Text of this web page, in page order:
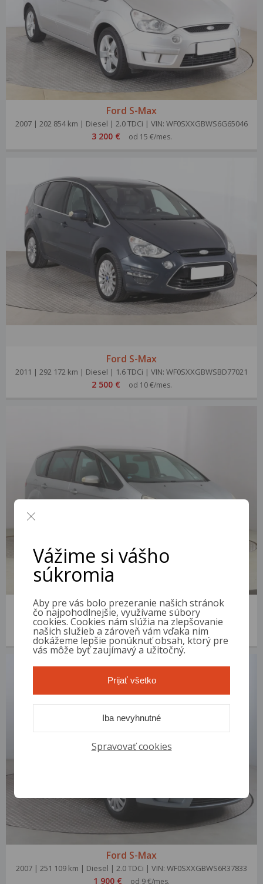
Ford S-Max
2007 | 202 854 km | Diesel | 2.0 TDCi | VIN: WF0SXXGBWS6G65046
3 200 € od 15 €/mes.
Ford S-Max
2011 | 292 172 km | Diesel | 1.6 TDCi | VIN: WF0SXXGBWSBD77021
2 500 € od 10 €/mes.
Ford S-Max
2006 | 359 832 km | Diesel | 2.0 TDCi | VIN: WF0SXXGBWS6P75717
1 600 € od 7 €/mes.
Ford S-Max
2007 | 251 109 km | Diesel | 2.0 TDCi | VIN: WF0SXXGBWS6R37833
1 900 € od 9 €/mes.
Vážime si vášho
súkromia
Aby pre vás bolo prezeranie našich stránok
čo najpohodlnejšie, využívame súbory
cookies. Cookies nám slúžia na zlepšovanie
našich služieb a zároveň vám vďaka nim
dokážeme lepšie ponúknuť obsah, ktorý pre
vás môže byť zaujímavý a užitočný.
Spravovať cookies
Iba nevyhnutné
Prijať všetko